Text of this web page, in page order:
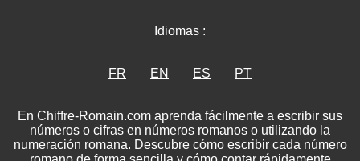
Idiomas :
FR EN ES PT
En Chiffre-Romain.com aprenda fácilmente a escribir sus
números o cifras en números romanos o utilizando la
numeración romana. Descubre cómo escribir cada número